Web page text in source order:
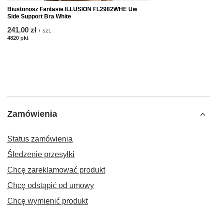
Biustonosz Fantasie ILLUSION FL2982WHE Uw
Side Support Bra White
241,00 zł / szt.
4820 pkt
Zamówienia
Status zamówienia
Śledzenie przesyłki
Chcę zareklamować produkt
Chcę odstąpić od umowy
Chcę wymienić produkt